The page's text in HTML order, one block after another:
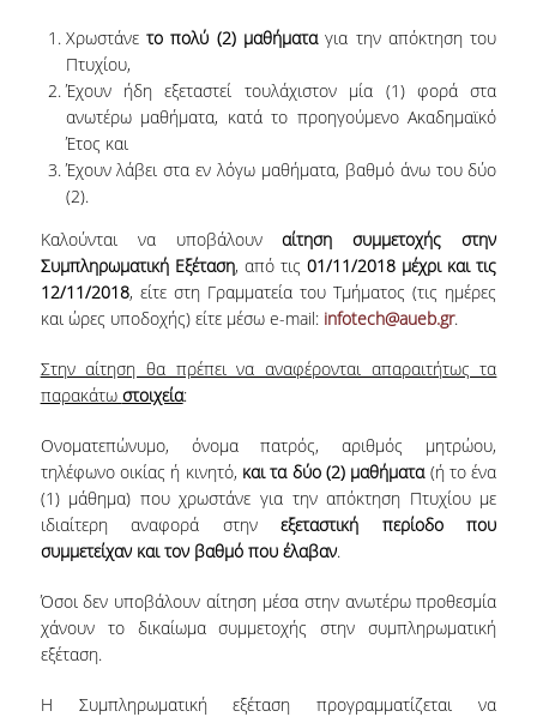
PHD CANDIDATES
UNDERGRADUATE STUDIES
GENERAL INFORMATION
COURSE GUIDE
CURRICULUM
ERASMUS+
POSTGRADUATE STUDIES
M.SC. PROGRAMS
DOCTORAL PROGRAM
QUALITY ASSURANCE
QUALITY POLICY
AUEB QUALITY ASSURANCE UNIT
Χρωστάνε το πολύ (2) μαθήματαγια την απόκτηση του
Πτυχίου,
Έχουν ήδη εξεταστεί τουλάχιστον μία (1) φορά στα
ανωτέρω μαθήματα, κατά το προηγούμενο Ακαδημαϊκό
Έτος και
Έχουν λάβει στα εν λόγω μαθήματα, βαθμό άνω του δύο
(2).
Καλούνται να υποβάλουναίτηση συμμετοχής
στην
Συμπληρωματική Εξέταση, από τις01/11/2018 μέχρι και τις
12/11/2018, είτε στη Γραμματεία του Τμήματος (τις ημέρες
και ώρες υποδοχής) είτε μέσω e-mail: infotech@aueb.gr.
Στην αίτηση θα πρέπει να αναφέρονται απαραιτήτως τα
παρακάτω στοιχεία:
Ονοματεπώνυμο, όνομα πατρός, αριθμός μητρώου,
τηλέφωνο οικίας ή κινητό, και τα δύο (2) μαθήματα (ή το ένα
(1) μάθημα) που χρωστάνε για την απόκτηση Πτυχίου με
ιδιαίτερη αναφορά στηνεξεταστική περίοδο που
συμμετείχαν και τον βαθμό που έλαβαν.
Όσοι δεν υποβάλουν αίτηση μέσα στην ανωτέρω προθεσμία
χάνουν το δικαίωμα συμμετοχής στην συμπληρωματική
εξέταση.
Η Συμπληρωματική εξέταση προγραμματίζεται να